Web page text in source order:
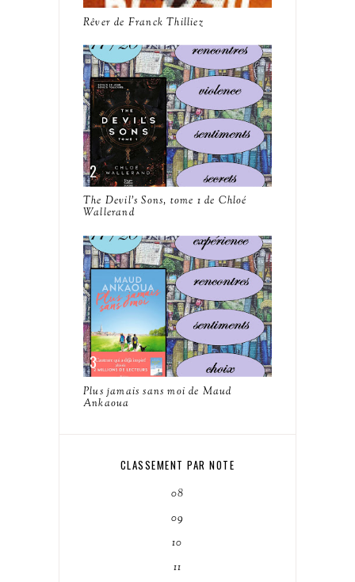
Rêver de Franck Thilliez
The Devil's Sons, tome 1 de Chloé
Wallerand
Plus jamais sans moi de Maud
Ankaoua
CLASSEMENT PAR NOTE
08
09
10
11